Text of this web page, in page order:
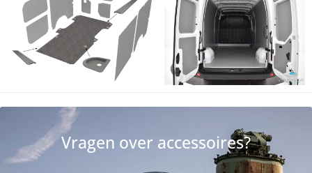
Vragen over accessoires?